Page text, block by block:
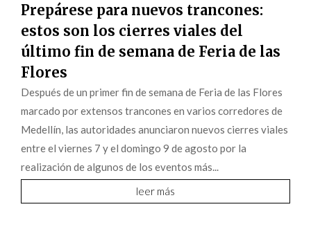
Prepárese para nuevos trancones:
estos son los cierres viales del
último fin de semana de Feria de las
Flores
Después de un primer fin de semana de Feria de las Flores
marcado por extensos trancones en varios corredores de
Medellín, las autoridades anunciaron nuevos cierres viales
entre el viernes 7 y el domingo 9 de agosto por la
realización de algunos de los eventos más...
leer más